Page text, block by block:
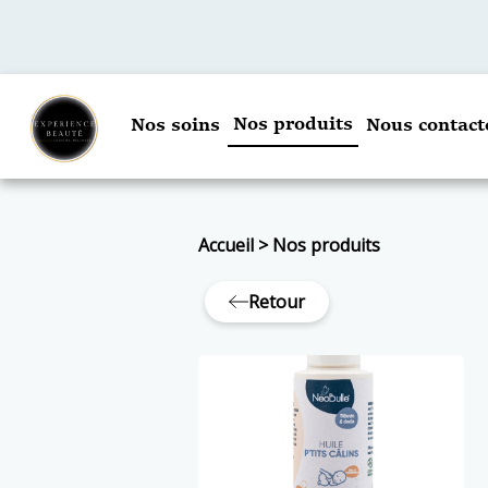
Nos soins Nos produits Nous
Accueil>Nos produits
Retour